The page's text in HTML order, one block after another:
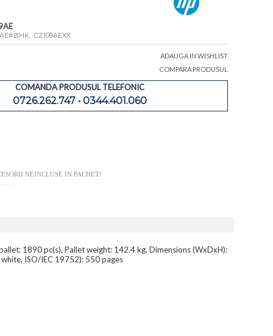
CZ109AEXX
ADAUGA IN WISHLIST
COMPARA PRODUSUL
COMANDA PRODUSUL TELEFONIC
0726.262.747 • 0344.401.060
NEINCLUSE IN PACHET!
1890 pc(s), Pallet weight: 142.4 kg. Dimensions (WxDxH):
ISO/IEC 19752): 550 pages